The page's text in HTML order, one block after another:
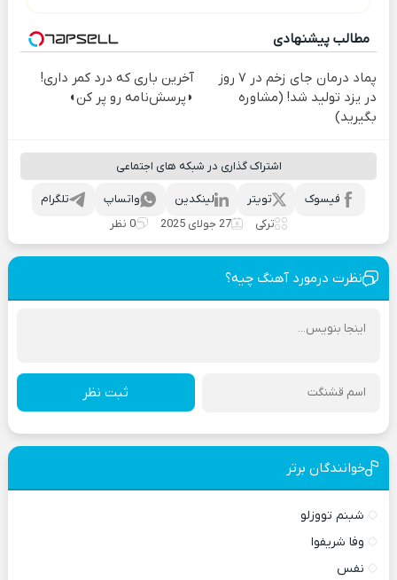
مطالب پیشنهادی
پماد درمان جای زخم در ۷ روز
در یزد تولید شد! (مشاوره
بگیرید)
آخرین باری که درد کمر داری!
◗پرسش‌نامه رو پر کن◖
اشتراک گذاری در شبکه های اجتماعی
تلگرام واتساپ لینکدین تویتر
فیسوک
ترکی
27 جولای 2025 0 نظر
نظرت درمورد آهنگ چیه؟
ثبت نظر
خوانندگان برتر
شبنم تووزلو
وفا شریفوا
نفس